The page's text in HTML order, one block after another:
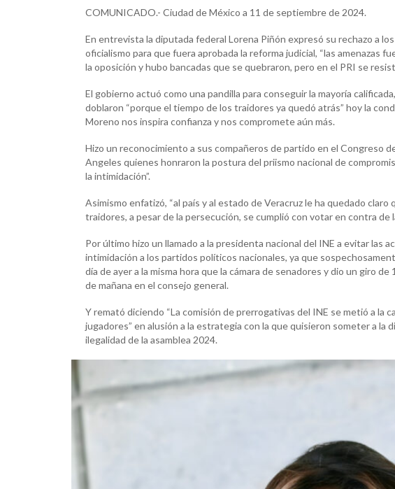
COMUNICADO.- Ciudad de México a 11 de septiembre de 2024.
En entrevista la diputada federal Lorena Piñón expresó su rechazo a
oficialismo para que fuera aprobada la reforma judicial, “las amenazas
la oposición y hubo bancadas que se quebraron, pero en el PRI se
El gobierno actuó como una pandilla para conseguir la mayoría
doblaron “porque el tiempo de los traidores ya quedó atrás” hoy la
Moreno nos inspira confianza y nos compromete aún más.
Hizo un reconocimiento a sus compañeros de partido en el Congreso
Angeles quienes honraron la postura del priismo nacional de
la intimidación”.
Asimismo enfatizó, “al país y al estado de Veracruz le ha quedado
traidores, a pesar de la persecución, se cumplió con votar en contra de
Por último hizo un llamado a la presidenta nacional del INE a evitar las
intimidación a los partidos políticos nacionales, ya que
día de ayer a la misma hora que la cámara de senadores y dio un giro
de mañana en el consejo general.
Y remató diciendo “La comisión de prerrogativas del INE se metió a la
jugadores” en alusión a la estrategia con la que quisieron someter a la
ilegalidad de la asamblea 2024.